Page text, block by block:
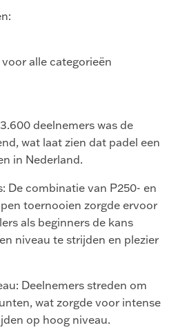
alle categorieën
deelnemers was de
wat laat zien dat padel een
in Nederland.
De combinatie van P250- en
toernooien zorgde ervoor
als beginners de kans
niveau te strijden en plezier
Deelnemers streden om
wat zorgde voor intense
op hoog niveau.